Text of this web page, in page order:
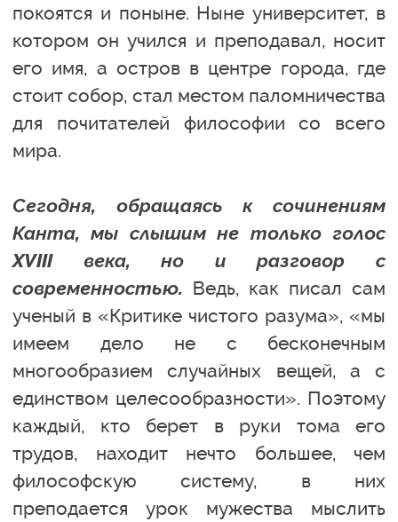
покоятся и поныне. Ныне университет, в
котором он учился и преподавал, носит
его имя, а остров в центре города, где
стоит собор, стал местом паломничества
для почитателей философии со всего
мира.
Сегодня, обращаясь к сочинениям
Канта, мы слышим не только голос
XVIII века, но и разговор с
современностью. Ведь, как писал сам
ученый в «Критике чистого разума», «мы
имеем дело не с бесконечным
многообразием случайных вещей, а с
единством целесообразности». Поэтому
каждый, кто берет в руки тома его
трудов, находит нечто большее, чем
философскую систему, в них
преподается урок мужества мыслить